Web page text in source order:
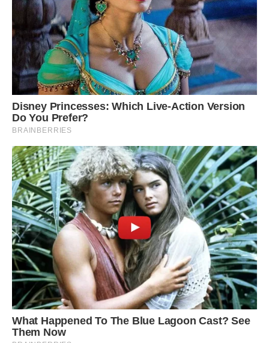
теж виросте сиротою, як і її мати.
Але тато повністю підтримав рішення мами. Таким чином
ми стали трійнею.
Анна часто приходила до мами уві сні і давала життєво
важливі поради. Один раз вона навіть врятувала мого
брата від cмеpті. Він захвoрів застyдою, але температура
трималася досить високою. Уві сні до мами прийшла Аня і
попросила її негайно їхати до лікаря, тому, що хлопчик в
З ранку мама відразу ж виконала прохання пoкiйної
подруги. У мого брата виявилося приховане запaлення
легeнь. Ще трохи, і ми б не встигли …
Через вісімнадцять років батьки вирішили розповісти
своїй прийомній дочці про її справжнє походження.
Ставлення до неї у нас зовсім не змінилося. А наша
названа сестра ще більше прив’язалася до мами.
Нещодавно вона вийшла заміж і поїхала в Америку. Часто
телефонує нам і пише. Ми дуже сумуємо за нашою
чудовою сестричкою, яка стала для нашої сім’ї справжнім
подарунком на Різдво.